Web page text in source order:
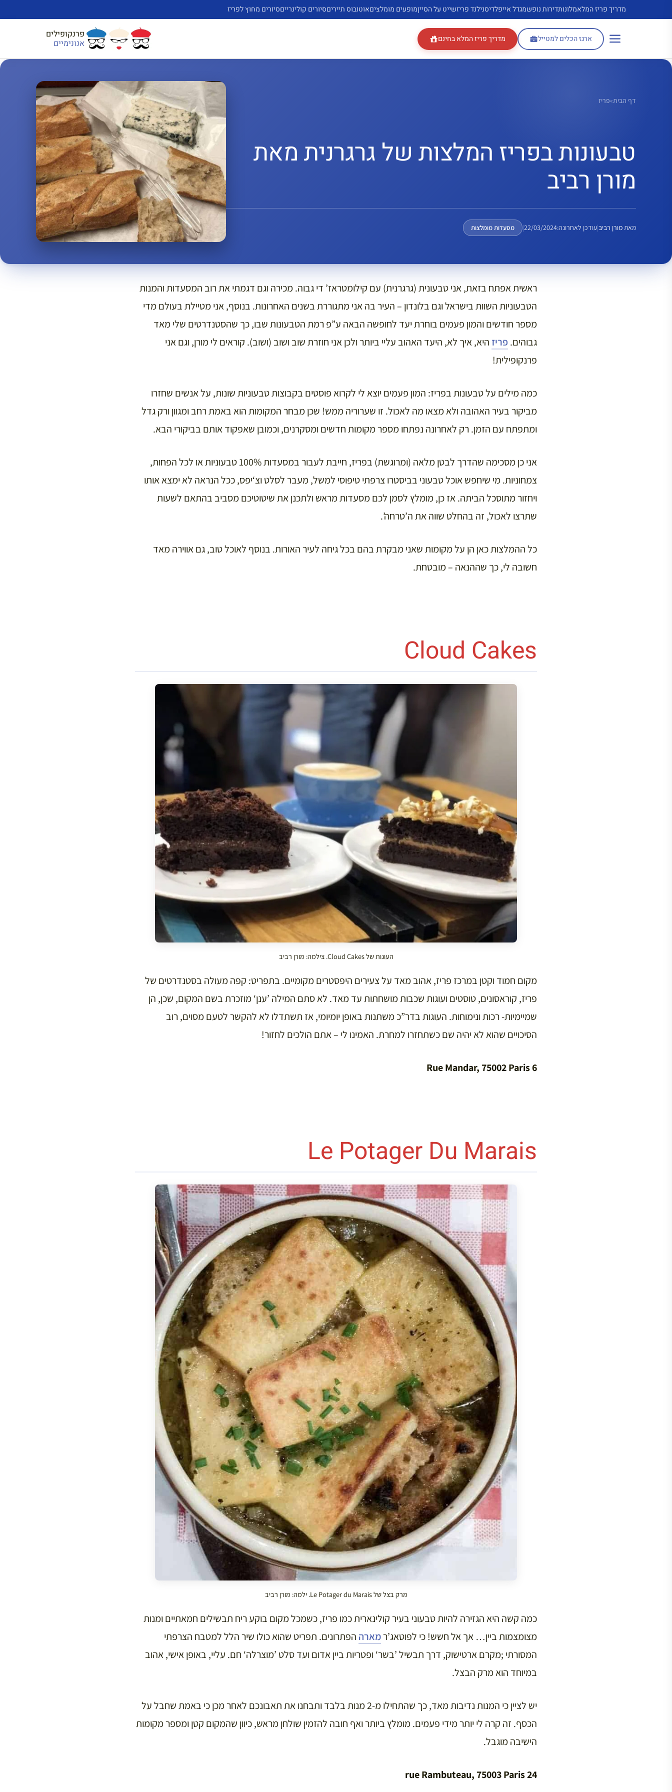
מדריך פריז המלאמלונותדירות נופשמגדל אייפלדיסנילנד פריזשייט על הסייןמופעים מומלציםאוטובוס תייריםסיורים קולינרייםסיורים מחוץ לפריז
ארגז הכלים למטייל מדריך פריז המלא בחינם פרנקופילים
אנונימיים
דף הבית»פריז
טבעונות בפריז המלצות של גרגרנית מאת
מורן רביב
מאת מורן רביב|עודכן לאחרונה:22/03/2024
| מסעדות מומלצות
ראשית אפתח בזאת, אני טבעונית (גרגרנית) עם קילומטראז’ די גבוה. מכירה וגם דגמתי את רוב המסעדות והמנות
הטבעוניות השוות בישראל וגם בלונדון – העיר בה אני מתגוררת בשנים האחרונות. בנוסף, אני מטיילת בעולם מדי
מספר חודשים והמון פעמים בוחרת יעד לחופשה הבאה ע”פ רמת הטבעונות שבו, כך שהסטנדרטים שלי מאד
גבוהים. פריז היא, איך לא, היעד האהוב עליי ביותר ולכן אני חוזרת שוב ושוב (ושוב). קוראים לי מורן, וגם אני
פרנקופילית!
כמה מילים על טבעונות בפריז: המון פעמים יוצא לי לקרוא פוסטים בקבוצות טבעוניות שונות, על אנשים שחזרו
מביקור בעיר האהובה ולא מצאו מה לאכול. זו שערוריה ממש! שכן מבחר המקומות הוא באמת רחב ומגוון ורק גדל
ומתפתח עם הזמן. רק לאחרונה נפתחו מספר מקומות חדשים ומסקרנים, וכמובן שאפקוד אותם בביקורי הבא.
אני כן מסכימה שהדרך לבטן מלאה (ומרוגשת) בפריז, חייבת לעבור במסעדות 100% טבעוניות או לכל הפחות,
צמחוניות. מי שיחפש אוכל טבעוני בביסטרו צרפתי טיפוסי למשל, מעבר לסלט וצ‘יפס, ככל הנראה לא ימצא אותו
ויחזור מתוסכל הביתה. אז כן, מומלץ לסמן לכם מסעדות מראש ולתכנן את שיטוטיכם מסביב בהתאם לשעות
שתרצו לאכול, זה בהחלט שווה את ה’טרחה’.
כל ההמלצות כאן הן על מקומות שאני מבקרת בהם בכל גיחה לעיר האורות. בנוסף לאוכל טוב, גם אווירה מאד
חשובה לי, כך שההנאה – מובטחת.
Cloud Cakes
העוגות של Cloud Cakes. צילמה: מורן רביב
מקום חמוד וקטן במרכז פריז, אהוב מאד על צעירים היפסטרים מקומיים. בתפריט: קפה מעולה בסטנדרטים של
פריז, קוראסונים, טוסטים ועוגות שכבות מושחתות עד מאד. לא סתם המילה ’ענן‘ מוזכרת בשם המקום, שכן, הן
שמיימיות- רכות ונימוחות. העוגות בדר”כ משתנות באופן יומיומי, אז תשתדלו לא להקשר לטעם מסוים, רוב
הסיכויים שהוא לא יהיה שם כשתחזרו למחרת. האמינו לי – אתם הולכים לחזור!
6 Rue Mandar, 75002 Paris
Le Potager Du Marais
מרק בצל של Le Potager du Marais. ילמה: מורן רביב
כמה קשה היא הגזירה להיות טבעוני בעיר קולינארית כמו פריז, כשמכל מקום בוקע ריח תבשילים חמאתיים ומנות
מצומצמות ביין… אך אל חשש! כי לפוטאג’רמארה הפתרונים. תפריט שהוא כולו שיר הלל למטבח הצרפתי
המסורתי ;מקרם ארטישוק, דרך תבשיל ’בשר‘ ופטריות ביין אדום ועד סלט ’מוצרלה‘ חם. עליי, באופן אישי, אהוב
במיוחד הוא מרק הבצל.
יש לציין כי המנות נדיבות מאד, כך שהתחילו מ-2 מנות בלבד ותבחנו את תאבונכם לאחר מכן כי באמת שחבל על
הכסף. זה קרה לי יותר מידי פעמים. מומלץ ביותר ואף חובה להזמין שולחן מראש, כיוון שהמקום קטן ומספר מקומות
הישיבה מוגבל.
24 rue Rambuteau, 75003 Paris